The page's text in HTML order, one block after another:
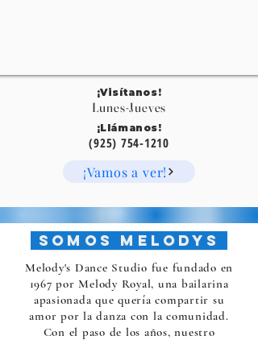
¡Visítanos!
Lunes-Jueves
¡Llámanos!
(925) 754-1210
¡Vamos a ver!
Melody's Dance Studio fue fundado en
1967 por Melody Royal, una bailarina
apasionada que quería compartir su
amor por la danza con la comunidad.
Con el paso de los años, nuestro
Somos Melodys